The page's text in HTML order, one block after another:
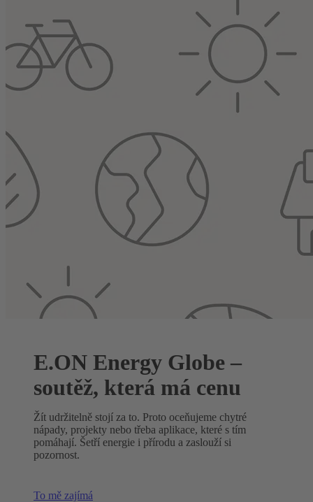
E.ON Energy Globe –
soutěž, která má cenu
Žít udržitelně stojí za to. Proto oceňujeme chytré
nápady, projekty nebo třeba aplikace, které s tím
pomáhají. Šetří energie i přírodu a zaslouží si
pozornost.
To mě zajímá